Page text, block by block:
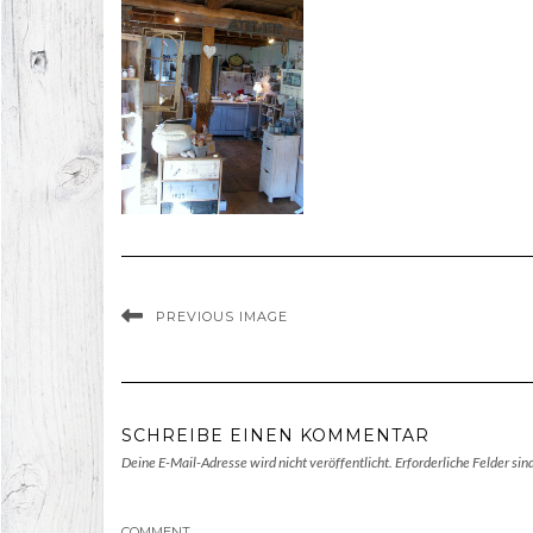
PREVIOUS IMAGE
SCHREIBE EINEN KOMMENTAR
Deine E-Mail-Adresse wird nicht veröffentlicht. Erforderliche Felder